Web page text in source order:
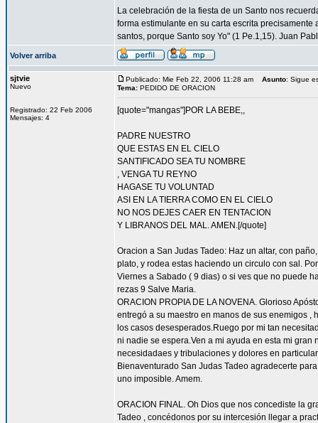
La celebración de la fiesta de un Santo nos
forma estimulante en su carta escrita
santos, porque Santo soy Yo" (1 Pe.1,15). Juan
Volver arriba
sjtvie
Nuevo
Registrado: 22 Feb 2006
Mensajes: 4
Publicado: Mie Feb 22, 2006 11:28 am Asunto: Sigue
Tema: PEDIDO DE ORACION
[quote="mangas"]POR LA BEBE,,
PADRE NUESTRO
QUE ESTAS EN EL CIELO
SANTIFICADO SEA TU NOMBRE
, VENGA TU REYNO
HAGASE TU VOLUNTAD
ASI EN LA TIERRA COMO EN EL CIELO
NO NOS DEJES CAER EN TENTACION
Y LIBRANOS DEL MAL. AMEN.[/quote]
Oracion a San Judas Tadeo: Haz un altar, con
plato, y rodea estas haciendo un circulo con sal.
Viernes a Sabado ( 9 dias) o si ves que no puede
rezas 9 Salve Maria.
ORACION PROPIA DE LA NOVENA. Glorioso
entregó a su maestro en manos de sus enemigos
los casos desesperados.Ruego por mi tan
ni nadie se espera.Ven a mi ayuda en esta mi
necesidadaes y tribulaciones y dolores en
Bienaventurado San Judas Tadeo agradecerte
uno imposible. Amem.
ORACION FINAL. Oh Dios que nos concediste la
Tadeo , concédonos por su intercesión llegar a